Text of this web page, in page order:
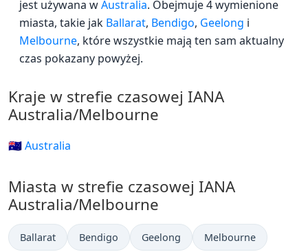
jest używana wAustralia. Obejmuje 4 wymienione
miasta, takie jak Ballarat, Bendigo, Geelong i
Melbourne, które wszystkie mają ten sam aktualny
czas pokazany powyżej.
Kraje w strefie czasowej IANA
Australia/Melbourne
🇦🇺 Australia
Miasta w strefie czasowej IANA
Australia/Melbourne
Ballarat Bendigo Geelong Melbourne